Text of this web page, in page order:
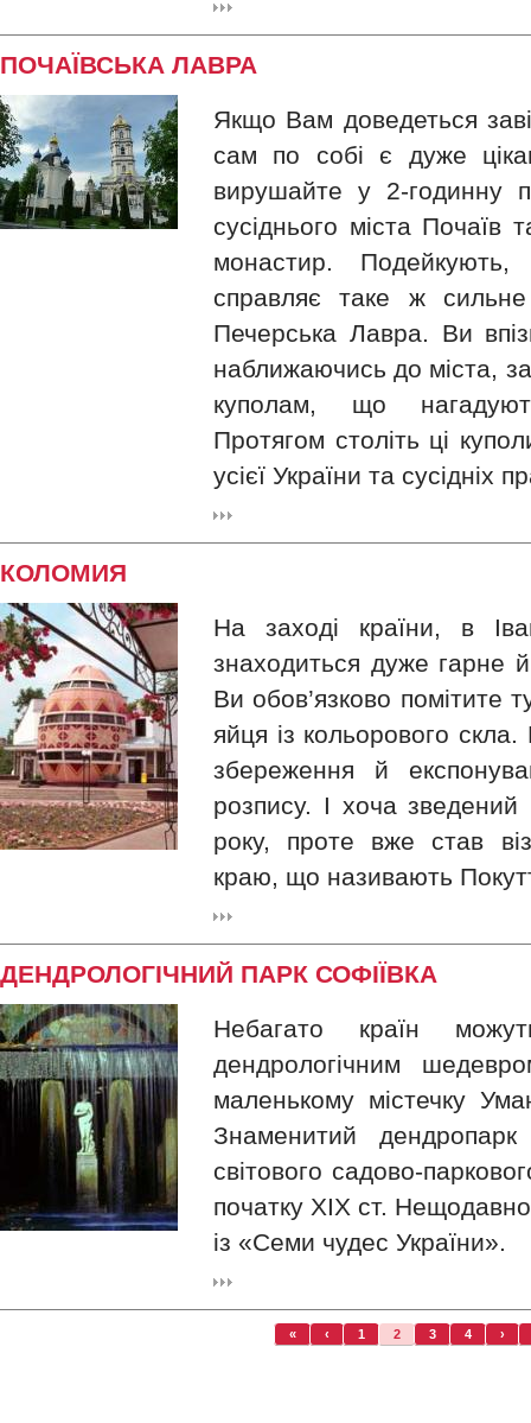
ПОЧАЇВСЬКА ЛАВРА
Якщо Вам доведеться
сам по собі є дуже
вирушайте у 2-годинну
сусіднього міста Почаїв
монастир.
справляє таке ж
Печерська Лавра. Ви
наближаючись до міста,
куполам, що
Протягом століть ці
усієї України та сусідніх
КОЛОМИЯ
На заході країни, в
знаходиться дуже гарне
Ви обов’язково помітите
яйця із кольорового
збереження й
розпису. І хоча
року, проте вже став
краю, що називають
ДЕНДРОЛОГІЧНИЙ ПАРК СОФІЇВКА
Небагато країн
дендрологічним
маленькому містечку
Знаменитий
світового садово-
початку XIX ст.
із «Семи чудес України».
« ‹ 1 2 3 4 ›